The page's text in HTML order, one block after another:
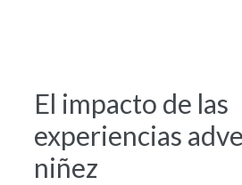
El impacto de las
experiencias
niñez